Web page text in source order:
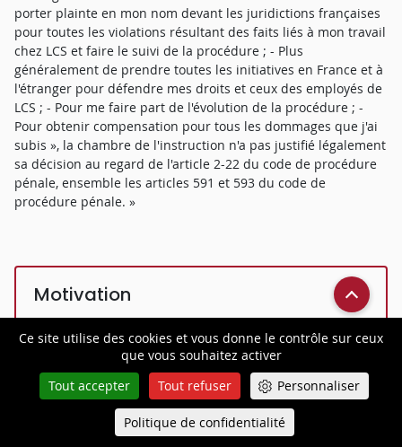
Ce site utilise des cookies et vous donne le contrôle sur ceux
que vous souhaitez activer
Tout accepter
Tout refuser Personnaliser
Politique de confidentialité
porter plainte en mon nom devant les juridictions françaises
pour toutes les violations résultant des faits liés à mon travail
chez LCS et faire le suivi de la procédure ; - Plus
généralement de prendre toutes les initiatives en France et à
l'étranger pour défendre mes droits et ceux des employés de
LCS ; - Pour me faire part de l'évolution de la procédure ; -
Pour obtenir compensation pour tous les dommages que j'ai
subis », la chambre de l'instruction n'a pas justifié légalement
sa décision au regard de l'article 2-22 du code de procédure
pénale, ensemble les articles 591 et 593 du code de
procédure pénale. »
Motivation
Réponse de la Cour
36. Il résulte du premier alinéa de l'article 2-22 du code de
procédure pénale que l'association dont l'objet statutaire
Queue-Fair